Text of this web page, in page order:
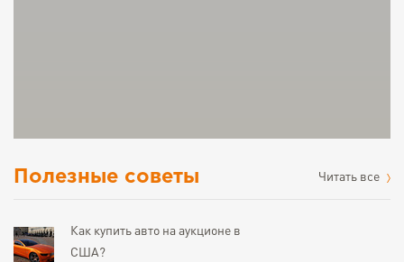
Полезные советы Читать все
Как купить авто на аукционе в
США?